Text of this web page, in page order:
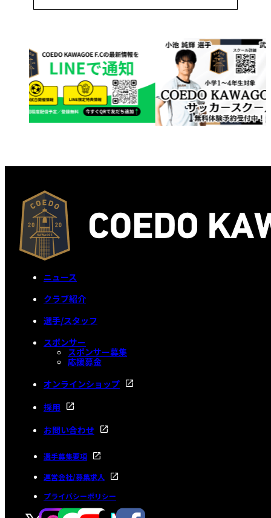
ニュース
クラブ紹介
選手/スタッフ
スポンサー
スポンサー募集
応援募金
オンラインショップ
採用
お問い合わせ
選手募集要項
運営会社/募集求人
プライバシーポリシー